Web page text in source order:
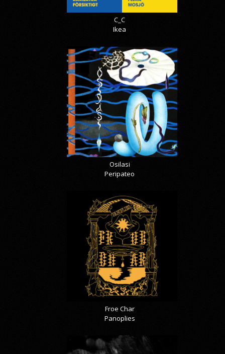
C_C
Ikea
Osilasi
Peripateo
Froe Char
Panoplies